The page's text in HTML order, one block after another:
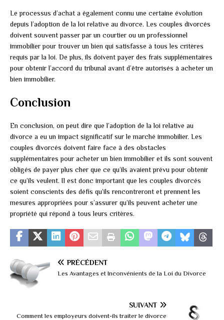
Le processus d’achat a également connu une certaine évolution
depuis l’adoption de la loi relative au divorce. Les couples divorcés
doivent souvent passer par un courtier ou un professionnel
immobilier pour trouver un bien qui satisfasse à tous les critères
requis par la loi. De plus, ils doivent payer des frais supplémentaires
pour obtenir l’accord du tribunal avant d’être autorisés à acheter un
bien immobilier.
Conclusion
En conclusion, on peut dire que l’adoption de la loi relative au
divorce a eu un impact significatif sur le marché immobilier. Les
couples divorcés doivent faire face à des obstacles
supplémentaires pour acheter un bien immobilier et ils sont souvent
obligés de payer plus cher que ce qu’ils avaient prévu pour obtenir
ce qu’ils veulent. Il est donc important que les couples divorcés
soient conscients des défis qu’ils rencontreront et prennent les
mesures appropriées pour s’assurer qu’ils peuvent acheter une
propriété qui répond à tous leurs critères.
PRÉCÉDENT
Les Avantages et Inconvénients de la Loi du Divorce
SUIVANT
Comment les employeurs doivent-ils traiter le divorce